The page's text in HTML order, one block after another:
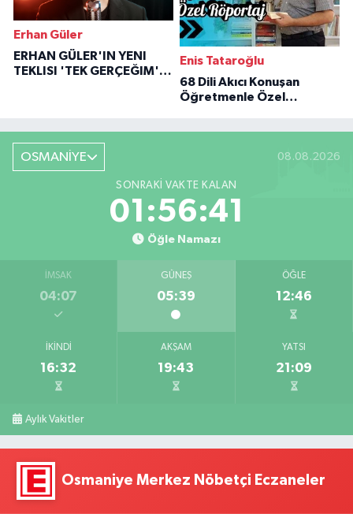
Erhan Güler
ERHAN GÜLER'IN YENI
TEKLISI 'TEK GERÇEĞIM'LE
Enis Tataroğlu
68 Dili Akıcı Konuşan
Öğretmenle Özel
OSMANİYE 08.08.2026
SONRAKI VAKTE KALAN
01:56:40
Öğle Namazı
İMSAK
04:07
GÜNEŞ
05:39
ÖĞLE
12:46
İKINDI
16:32
AKŞAM
19:43
YATSI
21:09
Aylık Vakitler
Osmaniye Merkez Nöbetçi Eczaneler